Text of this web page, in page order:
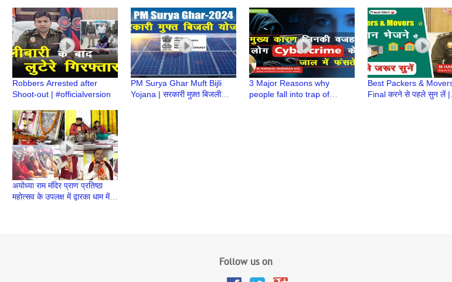
Sanchar Saathi
मतदान
Robbers Arrested after
Shoot-out | #officialversion
PM Surya Ghar Muft Bijli
Yojana | सरकारी मुफ़्त बिजली
3 Major Reasons why
people fall into trap of
Best Packers &
Final करने से पहले सुन लें |
अयोध्या राम मंदिर प्राण प्रतिष्ठा
महोत्सव के उपलक्ष में द्वारका धाम में
Follow us on